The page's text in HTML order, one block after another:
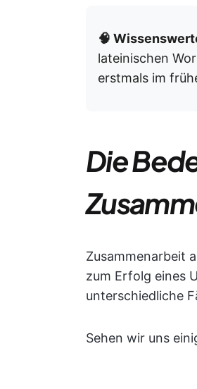
🧠
lateinischen
erstmals im
Die
Zusammenarbeit
zum Erfolg eines
unterschiedliche
Sehen wir uns